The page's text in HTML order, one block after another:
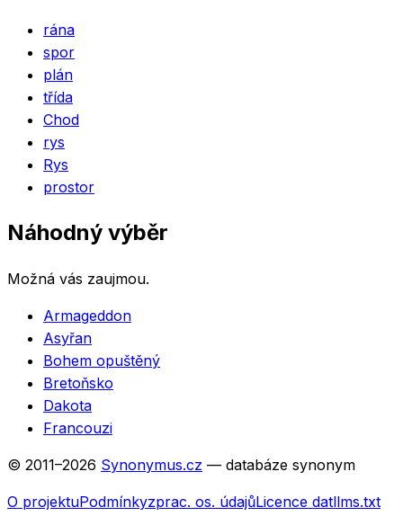
rána
spor
plán
třída
Chod
rys
Rys
prostor
Náhodný výběr
Možná vás zaujmou.
Armageddon
Asyřan
Bohem opuštěný
Bretoňsko
Dakota
Francouzi
© 2011–2026 Synonymus.cz — databáze synonym
O projektuPodmínkyzprac. os. údajůLicence datllms.txt